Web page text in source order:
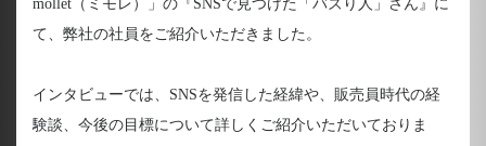
mollet（ミモレ）」の『SNSで見つけた「バズり人」さん』に
て、弊社の社員をご紹介いただきました。
インタビューでは、SNSを発信した経緯や、販売員時代の経
験談、今後の目標について詳しくご紹介いただいておりま